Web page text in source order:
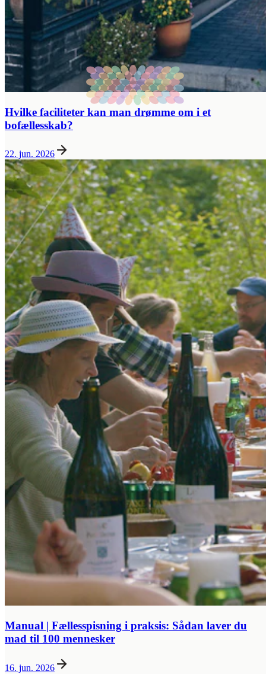
Hvilke faciliteter kan man drømme om i et
bofællesskab?
22. jun. 2026
Manual | Fællesspisning i praksis: Sådan laver du
mad til 100 mennesker
16. jun. 2026